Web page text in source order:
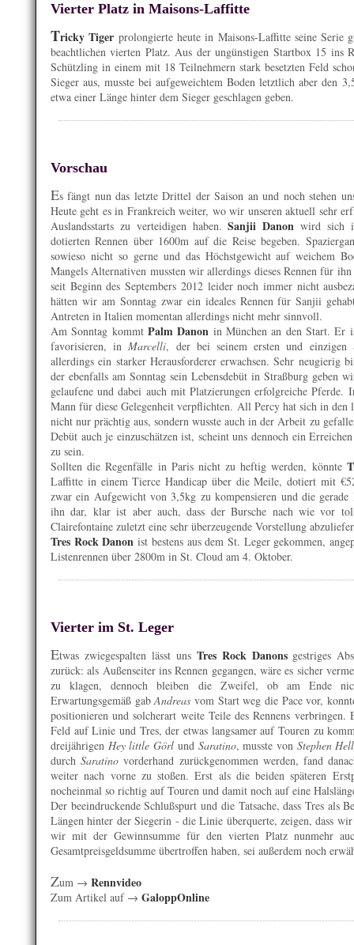
Vierter Platz in Maisons-Laffitte
Tricky Tiger prolongierte heute in Maisons-Laffitte seine Serie
beachtlichen vierten Platz. Aus der ungünstigen Startbox 15 ins
Schützling in einem mit 18 Teilnehmern stark besetzten Feld
Sieger aus, musste bei aufgeweichtem Boden letztlich aber den
etwa einer Länge hinter dem Sieger geschlagen geben.
Vorschau
Es fängt nun das letzte Drittel der Saison an und noch stehen
Heute geht es in Frankreich weiter, wo wir unseren aktuell sehr
Auslandsstarts zu verteidigen haben.Sanjii Danon wird sich
dotierten Rennen über 1600m auf die Reise begeben.
sowieso nicht so gerne und das Höchstgewicht auf weichem
Mangels Alternativen mussten wir allerdings dieses Rennen für
seit Beginn des Septembers 2012 leider noch immer nicht
hätten wir am Sonntag zwar ein ideales Rennen für Sanjii
Antreten in Italien momentan allerdings nicht mehr sinnvoll.
Am Sonntag kommt Palm Danon in München an den Start. Er
favorisieren, inMarcelli, der bei seinem ersten und
allerdings ein starker Herausforderer erwachsen. Sehr neugierig
der ebenfalls am Sonntag sein Lebensdebüt in Straßburg geben
gelaufene und dabei auch mit Platzierungen erfolgreiche Pferde.
Mann für diese Gelegenheit verpflichten. All Percy hat sich in
nicht nur prächtig aus, sondern wusste auch in der Arbeit zu
Debüt auch je einzuschätzen ist, scheint uns dennoch ein
zu sein.
Sollten die Regenfälle in Paris nicht zu heftig werden, könnte
Laffitte in einem Tierce Handicap über die Meile, dotiert mit
zwar ein Aufgewicht von 3,5kg zu kompensieren und die
ihn dar, klar ist aber auch, dass der Bursche nach wie vor
Clairefontaine zuletzt eine sehr überzeugende Vorstellung
Tres Rock Danon ist bestens aus dem St. Leger gekommen,
Listenrennen über 2800m in St. Cloud am 4. Oktober.
Vierter im St. Leger
Etwas zwiegespalten lässt uns Tres Rock Danonsgestriges
zurück: als Außenseiter ins Rennen gegangen, wäre es sicher
zu klagen, dennoch bleiben die Zweifel, ob am Ende
Erwartungsgemäß gabAndreas vom Start weg die Pace vor,
positionieren und solcherart weite Teile des Rennens verbringen.
Feld auf Linie und Tres, der etwas langsamer auf Touren zu
dreijährigen Hey little Görl und Saratino, musste von Stephen
durchSaratino vorderhand zurückgenommen werden, fand
weiter nach vorne zu stoßen. Erst als die beiden späteren
nocheinmal so richtig auf Touren und damit noch auf eine
Der beeindruckende Schlußspurt und die Tatsache, dass Tres als
Längen hinter der Siegerin - die Linie überquerte, zeigen, dass
wir mit der Gewinnsumme für den vierten Platz nunmehr
Gesamtpreisgeldsumme übertroffen haben, sei außerdem noch
Zum → Rennvideo
Zum Artikel auf → GaloppOnline